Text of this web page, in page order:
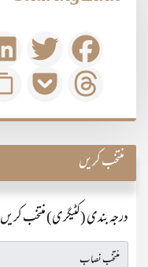
منتخب کریں
درجہ بندی (کٹیگری) منتخب کریں